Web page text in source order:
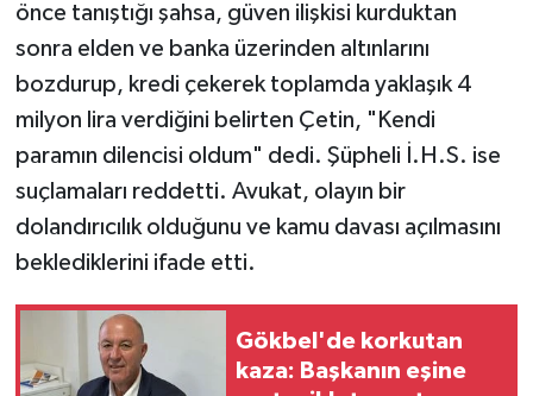
önce tanıştığı şahsa, güven ilişkisi kurduktan
sonra elden ve banka üzerinden altınlarını
bozdurup, kredi çekerek toplamda yaklaşık 4
milyon lira verdiğini belirten Çetin, "Kendi
paramın dilencisi oldum" dedi. Şüpheli İ.H.S. ise
suçlamaları reddetti. Avukat, olayın bir
dolandırıcılık olduğunu ve kamu davası açılmasını
beklediklerini ifade etti.
Gökbel'de korkutan
kaza: Başkanın eşine